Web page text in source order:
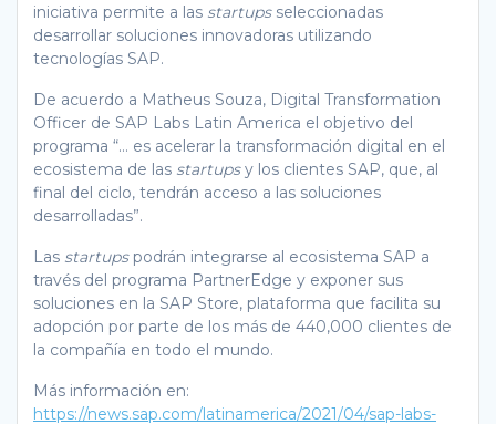
iniciativa permite a las startupsseleccionadas
desarrollar soluciones innovadoras utilizando
tecnologías SAP.
De acuerdo a Matheus Souza, Digital Transformation
Officer de SAP Labs Latin America el objetivo del
programa “… es acelerar la transformación digital en el
ecosistema de las startupsy los clientes SAP, que, al
final del ciclo, tendrán acceso a las soluciones
desarrolladas”.
Las startupspodrán integrarse al ecosistema SAP a
través del programa PartnerEdge y exponer sus
soluciones en la SAP Store, plataforma que facilita su
adopción por parte de los más de 440,000 clientes de
la compañía en todo el mundo.
Más información en:
https://news.sap.com/latinamerica/2021/04/sap-labs-